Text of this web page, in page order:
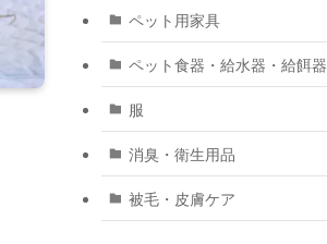
ペット用家具
ペット食器・給水器・給餌器
服
消臭・衛生用品
被毛・皮膚ケア